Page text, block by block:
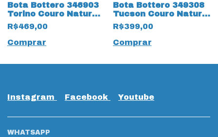
Bota Bottero 346903
Torino Couro Natural
Burnish 19542 Preto
R$469,00
Comprar
Bota Bottero 349308
Tucson Couro Natural
Burnished 19543
Marrom
R$399,00
Comprar
Instagram Facebook Youtube
WHATSAPP